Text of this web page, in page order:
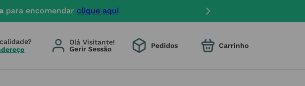
para encomendar clique aqui
Olá Visitante! Pedidos